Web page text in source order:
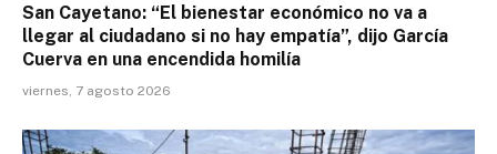
San Cayetano: “El bienestar económico no va a
llegar al ciudadano si no hay empatía”, dijo García
Cuerva en una encendida homilía
viernes, 7 agosto 2026